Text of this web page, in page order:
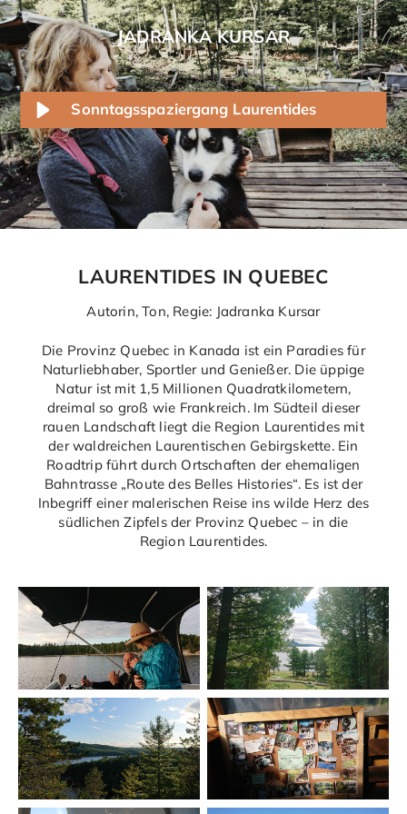
Skip
to
content
JADRANKA KURSAR
Sonntagsspaziergang Laurentides
LAURENTIDES IN QUEBEC
Autorin, Ton, Regie: Jadranka Kursar
Die Provinz Quebec in Kanada ist ein Paradies für
Naturliebhaber, Sportler und Genießer. Die üppige
Natur ist mit 1,5 Millionen Quadratkilometern,
dreimal so groß wie Frankreich. Im Südteil dieser
rauen Landschaft liegt die Region Laurentides mit
der waldreichen Laurentischen Gebirgskette. Ein
Roadtrip führt durch Ortschaften der ehemaligen
Bahntrasse „Route des Belles Histories“. Es ist der
Inbegriff einer malerischen Reise ins wilde Herz des
südlichen Zipfels der Provinz Quebec – in die
Region Laurentides.